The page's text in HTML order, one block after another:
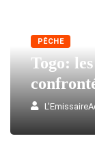
PÊCHE
Togo: